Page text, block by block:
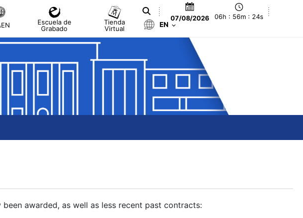
Escuela de
Grabado
Tienda
Virtual
07/08/2026 06h : 56m : 25s
EN
awarded, as well as less recent past contracts: